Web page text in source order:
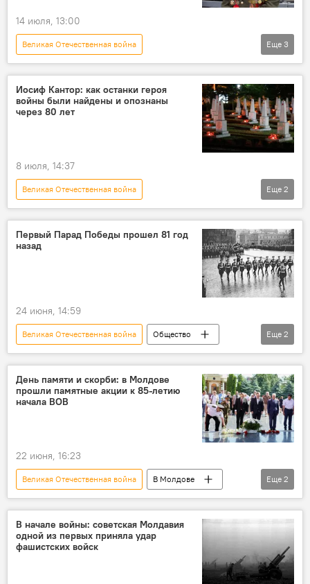
14 июля, 13:00
Великая Отечественная война
Молдова в Великой Отечественной войне
В Молдове
Приднестровье
Еще 3
Иосиф Кантор: как останки героя
войны были найдены и опознаны
через 80 лет
8 июля, 14:37
Великая Отечественная война
Молдова в Великой Отечественной войне
Молдова
Еще 2
Первый Парад Победы прошел 81 год
назад
24 июня, 14:59
Великая Отечественная война
Общество
В Молдове
Парад Победы
Еще 2
День памяти и скорби: в Молдове
прошли памятные акции к 85-летию
начала ВОВ
22 июня, 16:23
Великая Отечественная война
В Молдове
Молдова
Общество
Еще 2
В начале войны: советская Молдавия
одной из первых приняла удар
фашистских войск